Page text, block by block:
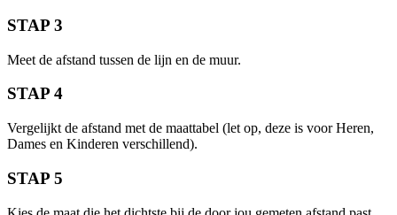
STAP 3
Meet de afstand tussen de lijn en de muur.
STAP 4
Vergelijkt de afstand met de maattabel (let op, deze is voor Heren,
Dames en Kinderen verschillend).
STAP 5